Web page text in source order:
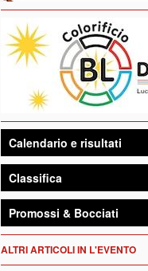
Calendario e risultati
Classifica
Promossi & Bocciati
ALTRI ARTICOLI IN L'EVENTO